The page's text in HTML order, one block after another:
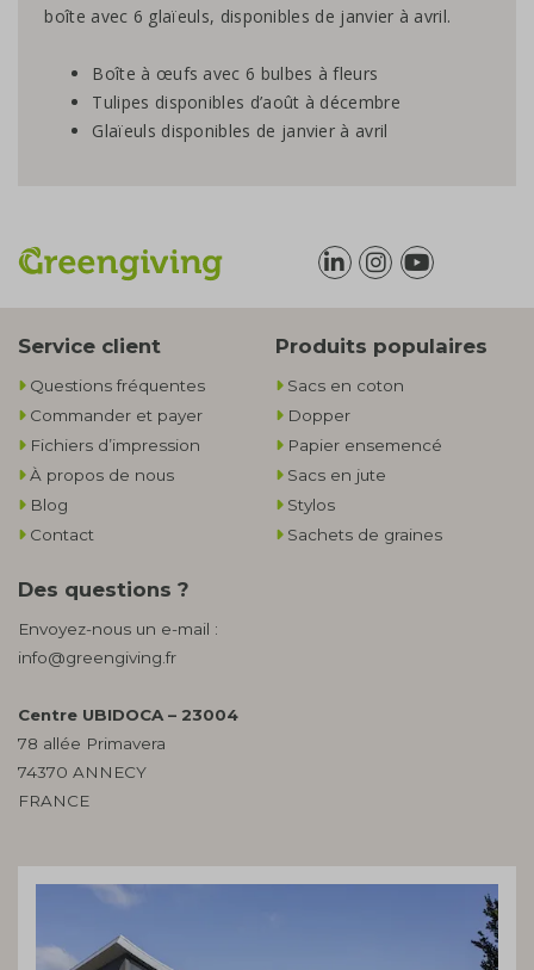
boîte avec 6 glaïeuls, disponibles de janvier à avril.
Boîte à œufs avec 6 bulbes à fleurs
Tulipes disponibles d’août à décembre
Glaïeuls disponibles de janvier à avril
Service client
Questions fréquentes
Commander et payer
Fichiers d’impression
À propos de nous
Blog
Contact
Produits populaires
Sacs en coton
Dopper
Papier ensemencé
Sacs en jute
Stylos
Sachets de graines
Des questions ?
Envoyez-nous un e-mail :
info@greengiving.fr
Centre UBIDOCA – 23004
78 allée Primavera
74370 ANNECY
FRANCE